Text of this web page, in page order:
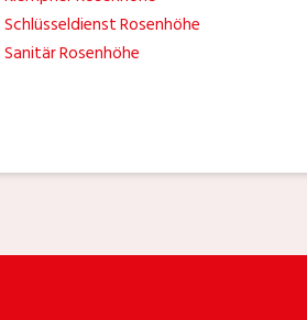
Schlüsseldienst Rosenhöhe
Sanitär Rosenhöhe